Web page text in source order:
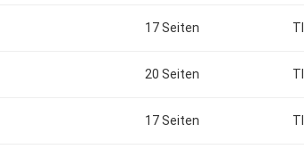
17 Seiten TI
20 Seiten TI
17 Seiten TI